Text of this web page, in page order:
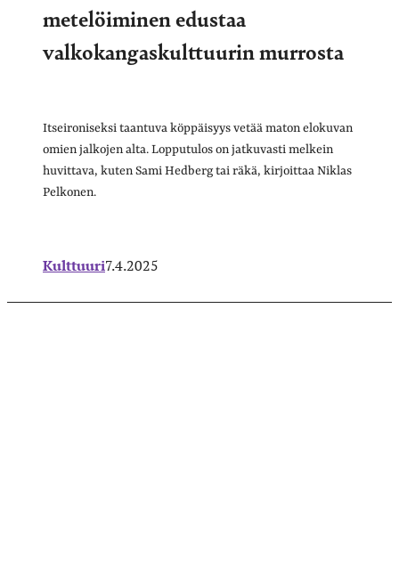
metelöiminen edustaa
valkokangaskulttuurin murrosta
Itseironiseksi taantuva köppäisyys vetää maton elokuvan
omien jalkojen alta. Lopputulos on jatkuvasti melkein
huvittava, kuten Sami Hedberg tai räkä, kirjoittaa Niklas
Pelkonen.
Kulttuuri7.4.2025